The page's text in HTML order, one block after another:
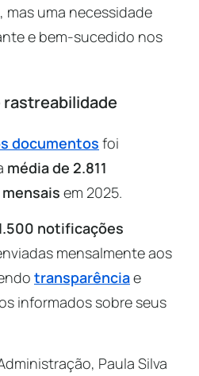
mas uma necessidade
e bem-sucedido nos
rastreabilidade
documentos foi
média de 2.811
em 2025.
notificações
mensalmente aos
transparênciae
informados sobre seus
Paula Silva